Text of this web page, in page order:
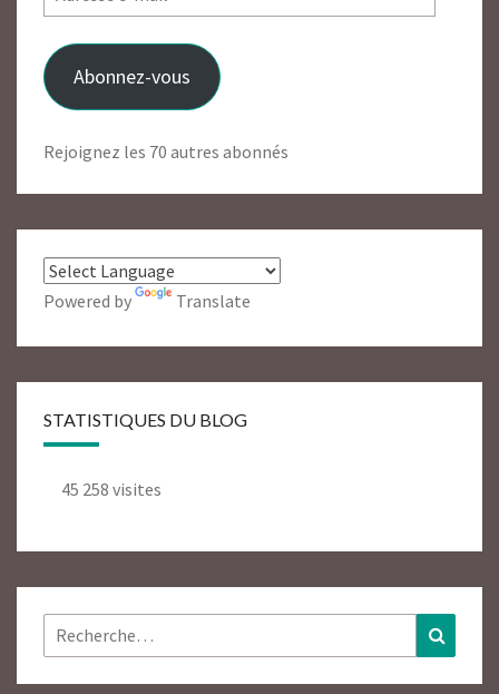
e-
mail
Abonnez-vous
Rejoignez les 70 autres abonnés
Powered by Translate
STATISTIQUES DU BLOG
45 258 visites
Rechercher :